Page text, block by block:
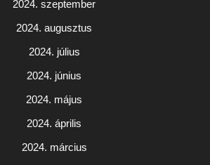
2024. szeptember
2024. augusztus
2024. július
2024. június
2024. május
2024. április
2024. március